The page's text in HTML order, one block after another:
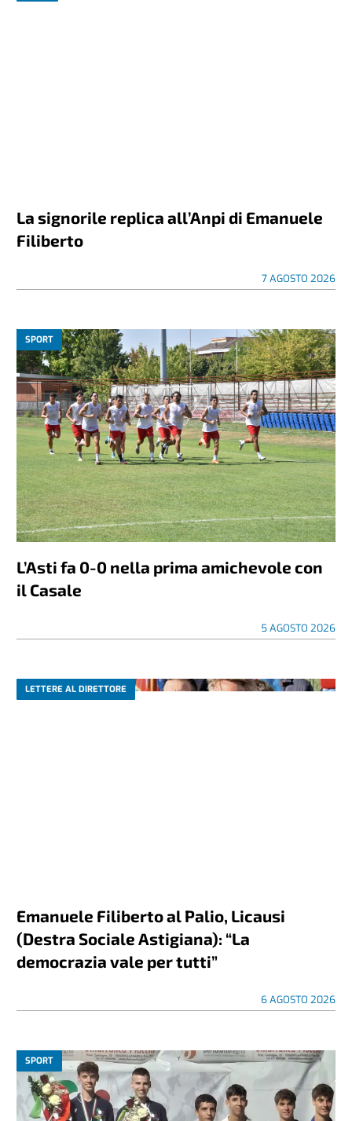
La signorile replica all’Anpi di Emanuele
Filiberto
7 AGOSTO 2026
SPORT
L’Asti fa 0-0 nella prima amichevole con
il Casale
5 AGOSTO 2026
LETTERE AL DIRETTORE
Emanuele Filiberto al Palio, Licausi
(Destra Sociale Astigiana): “La
democrazia vale per tutti”
6 AGOSTO 2026
SPORT